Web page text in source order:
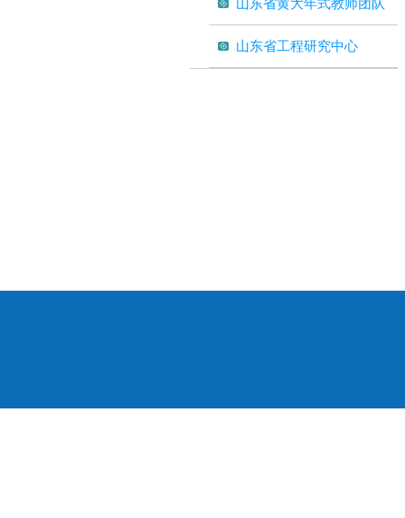
山东省黄大年式教师团队
山东省工程研究中心